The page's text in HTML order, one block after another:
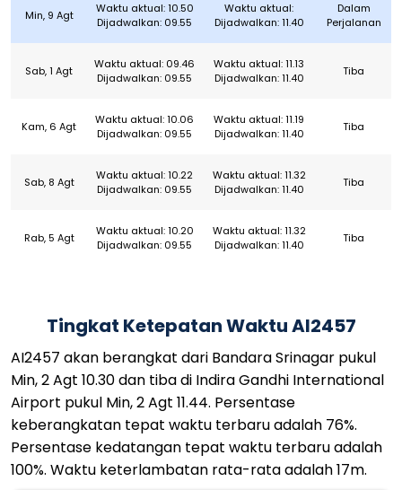
Min, 9 Agt
Waktu aktual: 10.50
Dijadwalkan: 09.55
Waktu aktual:
Dijadwalkan: 11.40
Dalam
Perjalanan
Sab, 1 Agt
Waktu aktual: 09.46
Dijadwalkan: 09.55
Waktu aktual: 11.13
Dijadwalkan: 11.40
Tiba
Kam, 6 Agt
Waktu aktual: 10.06
Dijadwalkan: 09.55
Waktu aktual: 11.19
Dijadwalkan: 11.40
Tiba
Sab, 8 Agt
Waktu aktual: 10.22
Dijadwalkan: 09.55
Waktu aktual: 11.32
Dijadwalkan: 11.40
Tiba
Rab, 5 Agt
Waktu aktual: 10.20
Dijadwalkan: 09.55
Waktu aktual: 11.32
Dijadwalkan: 11.40
Tiba
Tingkat Ketepatan Waktu AI2457
AI2457 akan berangkat dari Bandara Srinagar pukul
Min, 2 Agt 10.30 dan tiba di Indira Gandhi International
Airport pukul Min, 2 Agt 11.44. Persentase
keberangkatan tepat waktu terbaru adalah 76%.
Persentase kedatangan tepat waktu terbaru adalah
100%. Waktu keterlambatan rata-rata adalah 17m.